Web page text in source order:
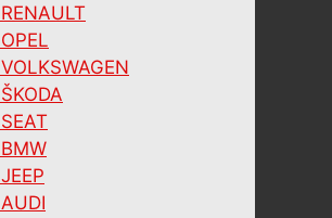
RENAULT
OPEL
VOLKSWAGEN
ŠKODA
SEAT
BMW
JEEP
AUDI